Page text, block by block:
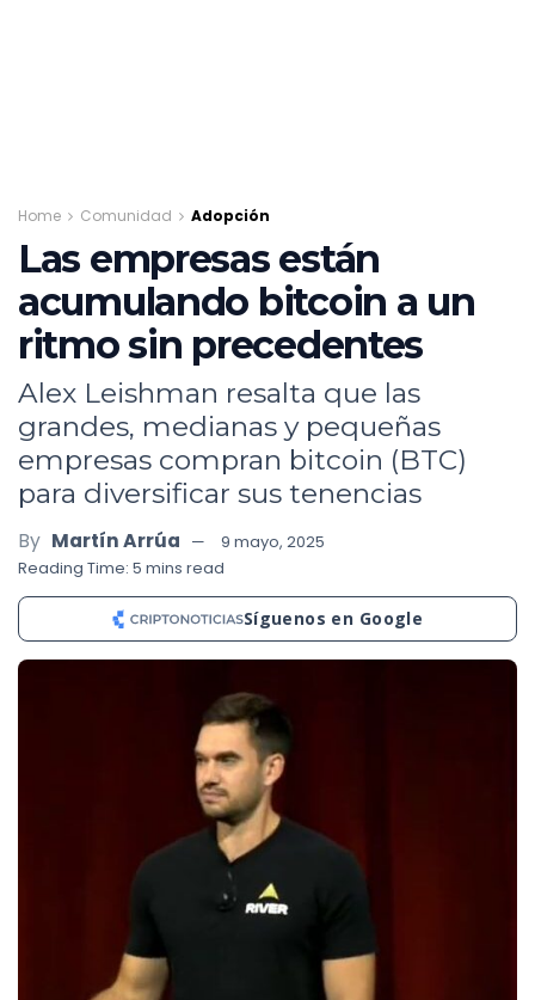
Home Comunidad Adopción
Las empresas están
acumulando bitcoin a un
ritmo sin precedentes
Alex Leishman resalta que las
grandes, medianas y pequeñas
empresas compran bitcoin (BTC)
para diversificar sus tenencias
By Martín Arrúa
9 mayo, 2025
Reading Time: 5 mins read
Síguenos en Google